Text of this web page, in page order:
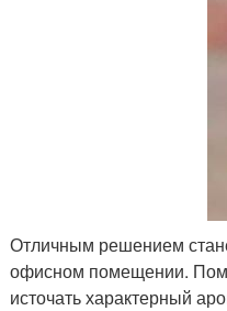
Отличным решением
офисном помещении.
источать характерный